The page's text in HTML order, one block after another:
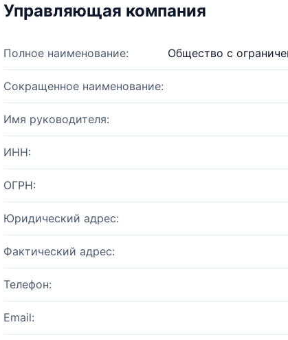
Управляющая компания
Полное наименование: Общество с
Сокращенное наименование:
Имя руководителя:
ИНН:
ОГРН:
Юридический адрес:
Фактический адрес:
Телефон:
Email: